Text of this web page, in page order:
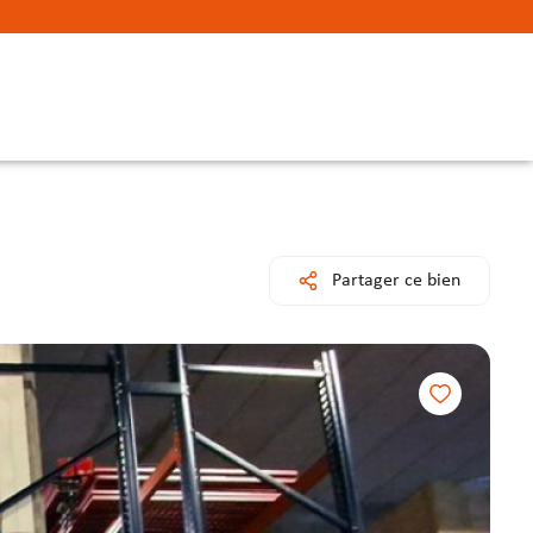
Partager ce bien